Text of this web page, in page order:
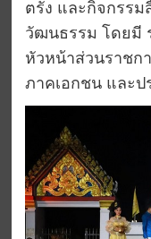
ตรัง และกิจกรร
วัฒนธรรม โดยมี
หัวหน้าส่วนราชก
ภาคเอกชน และป